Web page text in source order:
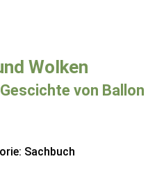
Wolken
von Ballon
Sachbuch